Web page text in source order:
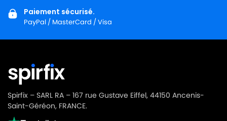
Paiement sécurisé.
PayPal / MasterCard / Visa
Spirfix – SARL RA – 167 rue Gustave Eiffel, 44150 Ancenis-
Saint-Géréon, FRANCE.